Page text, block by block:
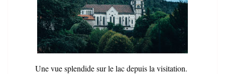
Une vue splendide sur le lac depuis la visitation.